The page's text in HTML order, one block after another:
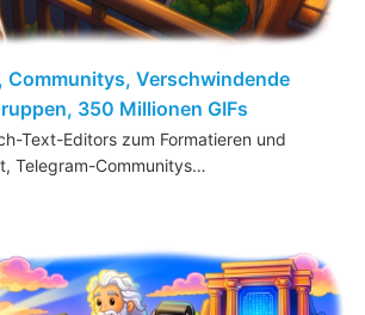
Communitys, Verschwindende
350 Millionen GIFs
Text-Editors zum Formatieren und
Telegram-Communitys…